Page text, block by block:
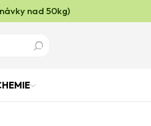
nad 50kg)